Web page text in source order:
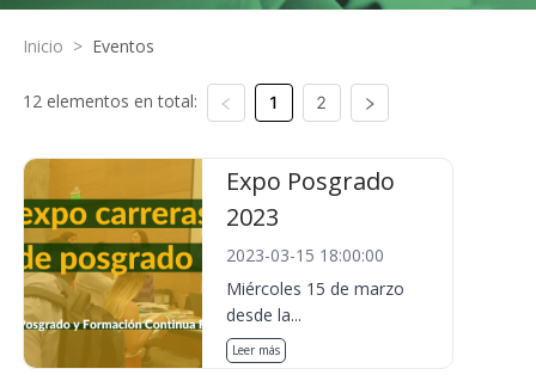
Inicio > Eventos
12 elementos en total: 1 2
Expo Posgrado
2023
2023-03-15 18:00:00
Miércoles 15 de marzo
desde la...
Leer más